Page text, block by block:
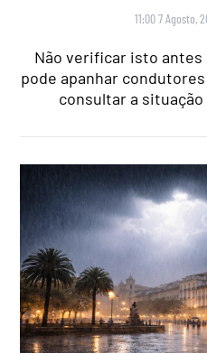
11:00 7 Agosto,
Não verificar isto antes
pode apanhar
consultar a